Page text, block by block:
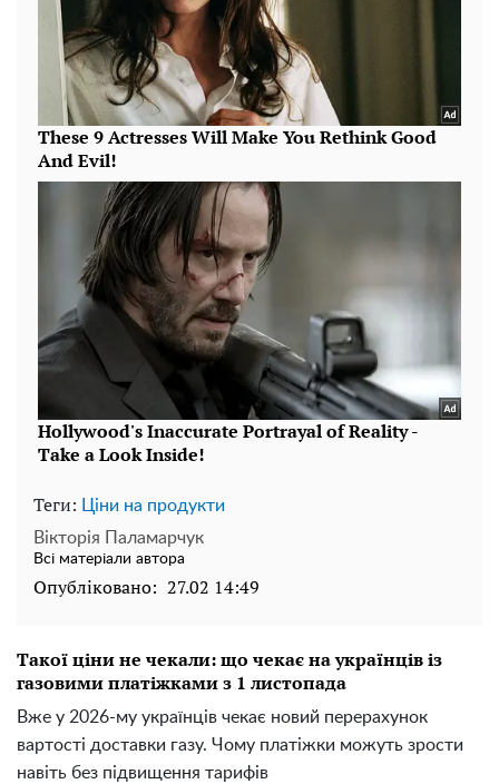
Теги:
Ціни на продукти
Вікторія Паламарчук
Всі матеріали автора
Опубліковано: 27.02 14:49
Такої ціни не чекали: що чекає на українців із
газовими платіжками з 1 листопада
Вже у 2026-му українців чекає новий перерахунок
вартості доставки газу. Чому платіжки можуть зрости
навіть без підвищення тарифів